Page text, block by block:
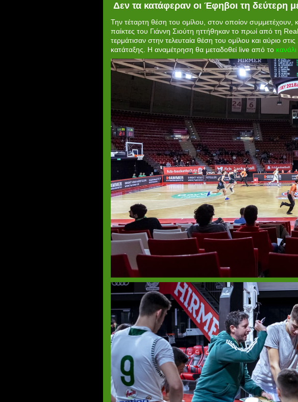
Δεν τα κατάφεραν οι Έφηβοι τη δεύτερη
Την τέταρτη θέση του ομίλου, στον οποίον συμμετέχουν,
παίκτες του Γιάννη Σιούτη ηττήθηκαν το πρωί από τη
τερμάτισαν στην τελευταία θέση του ομίλου και αύριο
κατάταξης. Η αναμέτρηση θα μεταδοθεί live από το